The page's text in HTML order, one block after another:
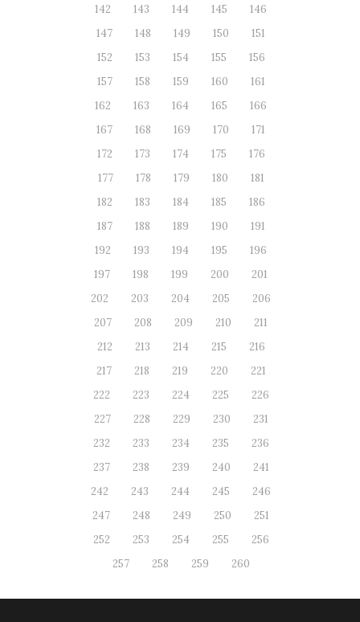
142
143 144 145
146
147
148 149 150
151
152
153 154 155
156
157
158 159 160
161
162
163 164 165
166
167
168 169 170
171
172
173 174 175
176
177
178 179 180
181
182
183 184 185
186
187
188 189 190
191
192
193 194 195
196
197
198 199 200
201
202
203 204 205
206
207
208 209 210
211
212
213 214 215
216
217
218 219 220
221
222
223 224 225
226
227
228 229 230
231
232
233 234 235
236
237
238 239 240
241
242
243 244 245
246
247
248 249 250
251
252
253 254 255
256
257
258 259 260